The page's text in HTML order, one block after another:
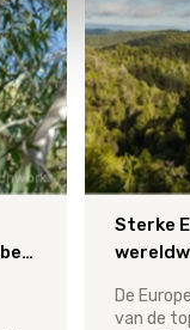
zonne-energie: innovatie beschermt Australische natuur
Sterke
De
van de